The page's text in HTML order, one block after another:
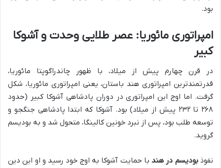
بود.
امپراتوری مائوریا: عصر طلایی وحدت و آشوکا
کبیر
در قرن چهارم پیش از میلاد، با ظهور چاندراگوپتا مائوریا،
قدرتمندترین امپراتوری هند باستان، یعنی امپراتوری مائوریا، شکل
گرفت. اما اوج این امپراتوری در دوران پادشاهی آشوکا کبیر (حدود
۲۶۸ تا ۲۳۲ پیش از میلاد) بود. آشوکا که ابتدا پادشاهی جنگجو و
توسعه طلب بود، پس از نبرد خونین کالینگا، متحول شد و به بودیسم
گروید.
نفوذبودیسم در هندبا حمایت آشوکا به اوج خود رسید و او این دین